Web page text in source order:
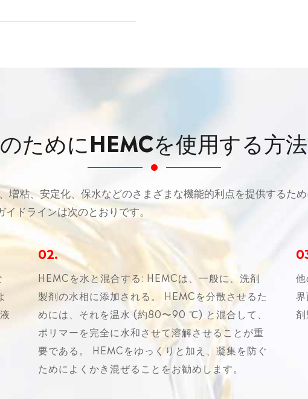
ためにHEMCを使用する方法
粘、安定化、保水などのさまざまな機能的利点を提供するた
ドラインは次のとおりです。
02.
HEMCを水と混合する: HEMCは、一般に、洗剤
製剤の水相に添加される。 HEMCを分散させるた
めには、それを温水 (約80〜90 ℃) と混合して、
ポリマーを完全に水和させて溶解させることが重
要である。 HEMCをゆっくりと加え、凝集を防ぐ
ためによくかき混ぜることをお勧めします。